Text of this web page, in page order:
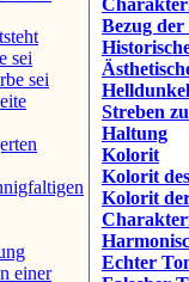
sei
sei
einer
Bezug
Helldunkel
Streben
Haltung
Kolorit
Kolorit
Kolorit
Echter